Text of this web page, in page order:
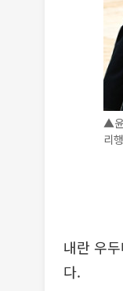
▲윤
리
내란 우
다.